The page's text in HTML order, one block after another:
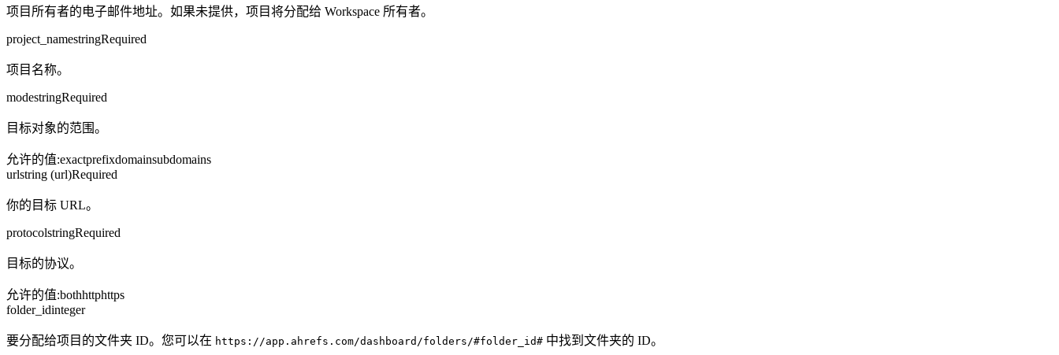
项目所有者的电子邮件地址。如果未提供，项目将分配给 Workspace 所有者。
project_namestringRequired
项目名称。
modestringRequired
目标对象的范围。
允许的值:exactprefixdomainsubdomains
urlstring (url)Required
你的目标 URL。
protocolstringRequired
目标的协议。
允许的值:bothhttphttps
folder_idinteger
要分配给项目的文件夹 ID。您可以在 https://app.ahrefs.com/dashboard/folders/#folder_id# 中找到文件夹的 ID。